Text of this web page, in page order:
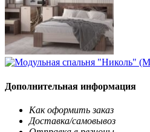
Дополнительная информация
Как оформить заказ
Доставка/самовывоз